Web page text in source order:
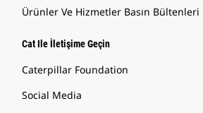
Ürünler Ve Hizmetler Basın Bültenleri
Cat Ile İletişime Geçin
Caterpillar Foundation
Social Media